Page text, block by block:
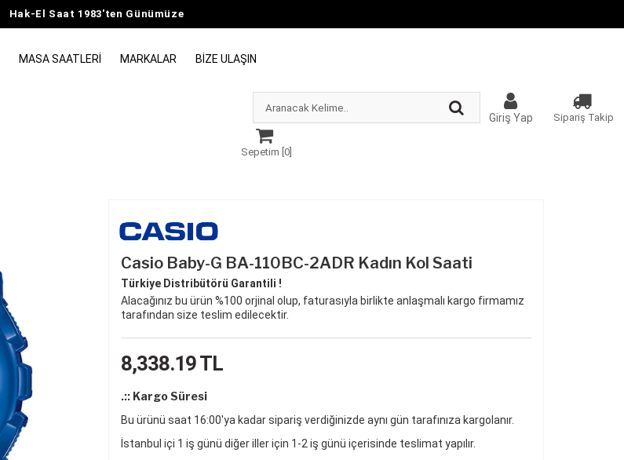
Hak-El Saat 1983'ten Günümüze
MASA SAATLERI MARKALAR BIZE ULAŞIN
Giriş Yap Sipariş Takip
Sepetim [ 0]
Casio Baby-G BA-110BC-2ADR Kadın Kol Saati
Türkiye Distribütörü Garantili !
Alacağınız bu ürün %100 orjinal olup, faturasıyla birlikte anlaşmalı kargo firmamız
tarafından size teslim edilecektir.
8,338.19TL
.:: Kargo Süresi
Bu ürünü saat 16:00'ya kadar sipariş verdiğinizde aynı gün tarafınıza kargolanır.
İstanbul içi 1 iş günü diğer iller için 1-2 iş günü içerisinde teslimat yapılır.